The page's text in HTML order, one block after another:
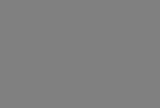
BITKE